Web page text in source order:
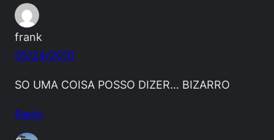
frank
05/24/2010
SO UMA COISA POSSO DIZER… BIZARRO
Reply